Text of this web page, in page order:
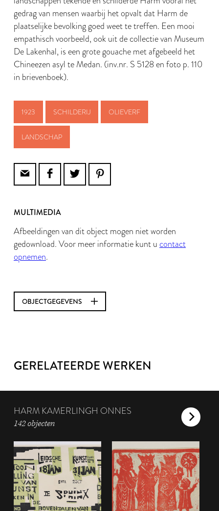
gedrag van mensen waarbij het opvalt dat Harm de
plaatselijke bevolking goed weet te treffen. Een mooi
empathisch voorbeeld, ook uit de collectie van Museum
De Lakenhal, is een grote gouache met afgebeeld het
Chineezen asyl te Medan. (inv.nr. S 5128 en foto p. 110
in brievenboek).
1923 SCHILDERIJ OLIEVERF
LANDSCHAP
MULTIMEDIA
Afbeeldingen van dit object mogen niet worden
gedownload. Voor meer informatie kunt u contact
opnemen.
OBJECTGEGEVENS
GERELATEERDE WERKEN
HARM KAMERLINGH ONNES
142 objecten